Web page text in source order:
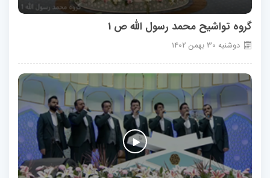
گروه تواشیح محمد رسول الله ص 1
دوشنبه 30بهمن 1402